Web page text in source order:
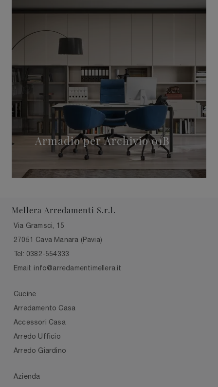
Armadio per Archivio 01B
Mellera Arredamenti S.r.l.
Via Gramsci, 15
27051 Cava Manara (Pavia)
Tel: 0382-554333
Email: info@arredamentimellera.it
Cucine
Arredamento Casa
Accessori Casa
Arredo Ufficio
Arredo Giardino
Azienda